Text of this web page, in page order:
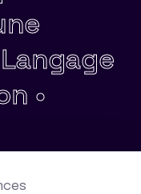
Langage
•